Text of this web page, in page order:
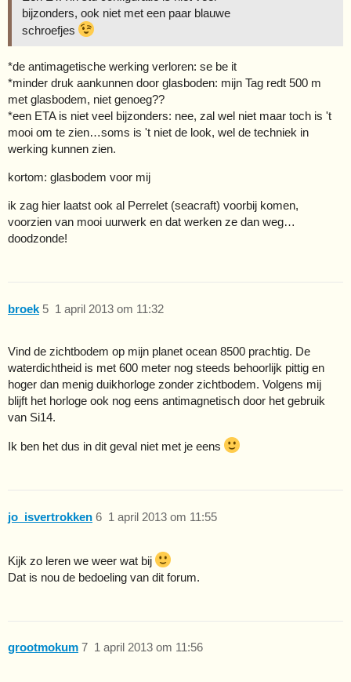
bijzonders, ook niet met een paar blauwe
schroefjes
*de antimagetische werking verloren: se be it
*minder druk aankunnen door glasboden: mijn Tag redt 500 m
met glasbodem, niet genoeg??
*een ETA is niet veel bijzonders: nee, zal wel niet maar toch is 't
mooi om te zien…soms is 't niet de look, wel de techniek in
werking kunnen zien.
kortom: glasbodem voor mij
ik zag hier laatst ook al Perrelet (seacraft) voorbij komen,
voorzien van mooi uurwerk en dat werken ze dan weg…
doodzonde!
broek 1 april 2013 om 11:32
5
Vind de zichtbodem op mijn planet ocean 8500 prachtig. De
waterdichtheid is met 600 meter nog steeds behoorlijk pittig en
hoger dan menig duikhorloge zonder zichtbodem. Volgens mij
blijft het horloge ook nog eens antimagnetisch door het gebruik
van Si14.
Ik ben het dus in dit geval niet met je eens
jo_isvertrokken 1 april 2013 om 11:55
6
Kijk zo leren we weer wat bij
Dat is nou de bedoeling van dit forum.
grootmokum 1 april 2013 om 11:56
7